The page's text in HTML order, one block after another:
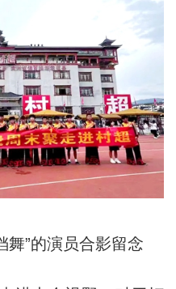
舞”的演员合影留念